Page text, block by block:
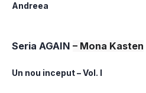
Andreea
Seria AGAIN – Mona Kasten
Un nou inceput – Vol. I